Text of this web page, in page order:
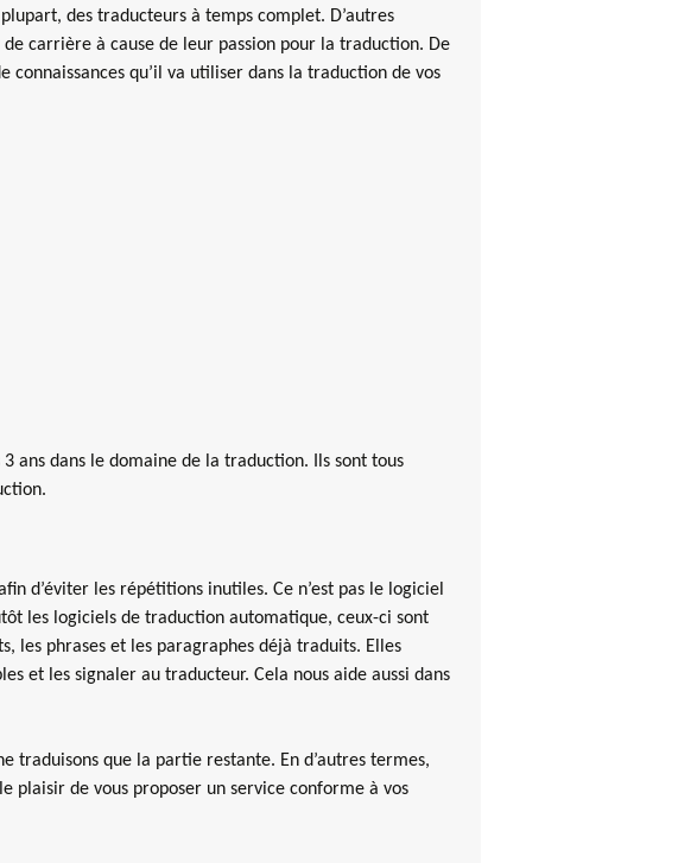
des traducteurs à temps complet. D’autres
carrière à cause de leur passion pour la traduction. De
qu’il va utiliser dans la traduction de vos
ans dans le domaine de la traduction. Ils sont tous
d’éviter les répétitions inutiles. Ce n’est pas le logiciel
les logiciels de traduction automatique, ceux-ci sont
les phrases et les paragraphes déjà traduits. Elles
et les signaler au traducteur. Cela nous aide aussi dans
traduisons que la partie restante. En d’autres termes,
plaisir de vous proposer un service conforme à vos